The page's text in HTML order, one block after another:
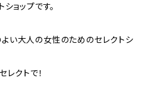
ョップです。
い大人の女性のためのセレクトシ
クトで！